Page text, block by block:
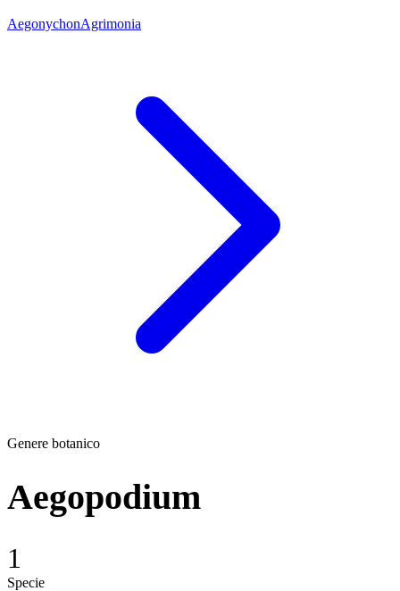
AegonychonAgrimonia
Genere botanico
Aegopodium
1
Specie